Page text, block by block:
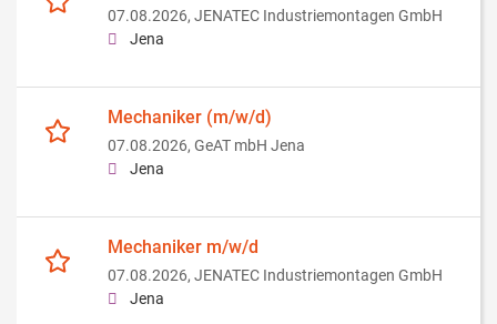
07.08.2026, JENATEC Industriemontagen GmbH
Jena
Mechaniker (m/w/d)
07.08.2026, GeAT mbH Jena
Jena
Mechaniker m/w/d
07.08.2026, JENATEC Industriemontagen GmbH
Jena